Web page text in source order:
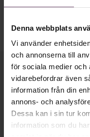
Denna webbplats
Vi använder
och annonserna till
för sociala medier och
vidarebefordrar även
information från din
annons- och
Dessa kan i sin tur
information som du
Håll dig
Våra populära
vecka det